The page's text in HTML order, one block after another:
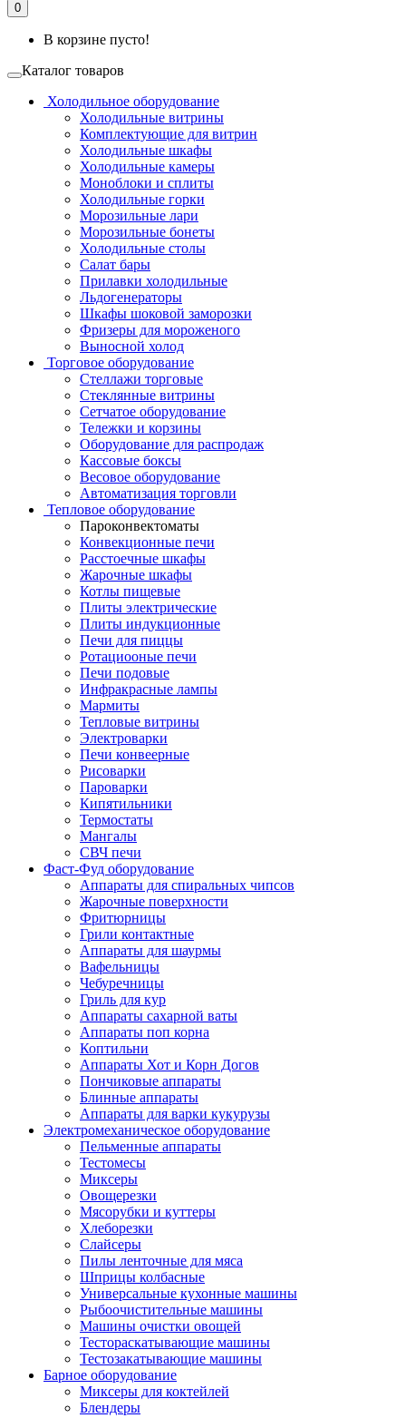
0
В корзине пусто!
Каталог товаров
Холодильное оборудование
Холодильные витрины
Комплектующие для витрин
Холодильные шкафы
Холодильные камеры
Моноблоки и сплиты
Холодильные горки
Морозильные лари
Морозильные бонеты
Холодильные столы
Салат бары
Прилавки холодильные
Льдогенераторы
Шкафы шоковой заморозки
Фризеры для мороженого
Выносной холод
Торговое оборудование
Стеллажи торговые
Стеклянные витрины
Сетчатое оборудование
Тележки и корзины
Оборудование для распродаж
Кассовые боксы
Весовое оборудование
Автоматизация торговли
Тепловое оборудование
Пароконвектоматы
Конвекционные печи
Расстоечные шкафы
Жарочные шкафы
Котлы пищевые
Плиты электрические
Плиты индукционные
Печи для пиццы
Ротациооные печи
Печи подовые
Инфракрасные лампы
Мармиты
Тепловые витрины
Электроварки
Печи конвеерные
Рисоварки
Пароварки
Кипятильники
Термостаты
Мангалы
СВЧ печи
Фаст-Фуд оборудование
Аппараты для спиральных чипсов
Жарочные поверхности
Фритюрницы
Грили контактные
Аппараты для шаурмы
Вафельницы
Чебуречницы
Гриль для кур
Аппараты сахарной ваты
Аппараты поп корна
Коптильни
Аппараты Хот и Корн Догов
Пончиковые аппараты
Блинные аппараты
Аппараты для варки кукурузы
Электромеханическое оборудование
Пельменные аппараты
Тестомесы
Миксеры
Овощерезки
Мясорубки и куттеры
Хлеборезки
Слайсеры
Пилы ленточные для мяса
Шприцы колбасные
Универсальные кухонные машины
Рыбоочистительные машины
Машины очистки овощей
Тестораскатывающие машины
Тестозакатывающие машины
Барное оборудование
Миксеры для коктейлей
Блендеры